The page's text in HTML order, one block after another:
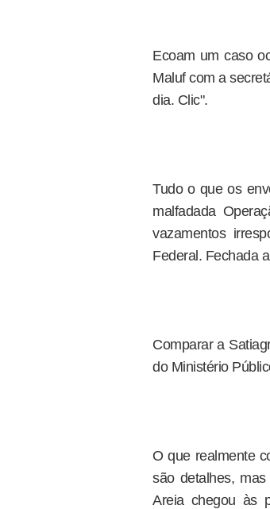
Ecoam um caso
Maluf com a
dia. Clic".
Tudo o que os
malfadada
vazamentos
Federal. Fechada
Comparar a
do Ministério
O que realmente
são detalhes,
Areia chegou às